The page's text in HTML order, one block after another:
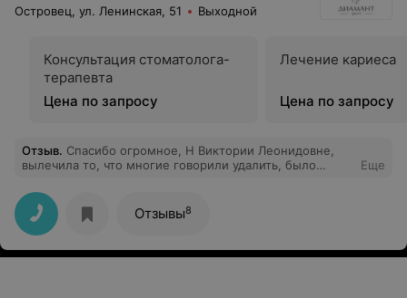
Островец, ул. Ленинская, 51 Выходной
Консультация стоматолога-
терапевта
Цена по запросу
Лечение кариеса
Цена по запросу
Отзыв. Спасибо огромное, Н Виктории Леонидовне,
вылечила то, что многие говорили удалить, было
это благодарен!
Еще
Отзывы8